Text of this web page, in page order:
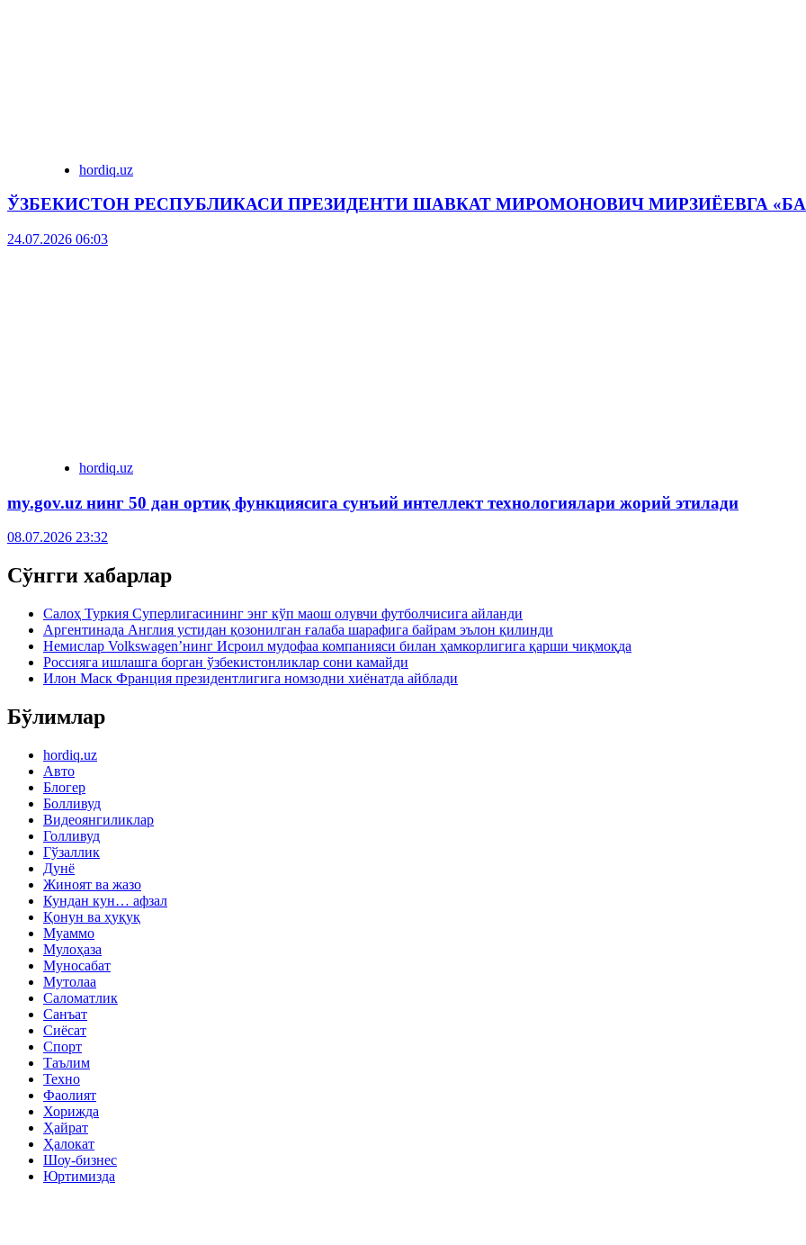
hordiq.uz
ЎЗБЕКИСТОН РЕСПУБЛИКАСИ ПРЕЗИДЕНТИ ШАВКАТ МИРОМОНОВИЧ МИРЗИЁЕВГА
24.07.2026 06:03
hordiq.uz
my.gov.uz нинг 50 дан ортиқ функциясига сунъий интеллект технологиялари жорий этилади
08.07.2026 23:32
Сўнгги хабарлар
Салоҳ Туркия Суперлигасининг энг кўп маош олувчи футболчисига айланди
Аргентинада Англия устидан қозонилган ғалаба шарафига байрам эълон қилинди
Немислар Volkswagen’нинг Исроил мудофаа компанияси билан ҳамкорлигига қарши чиқмоқда
Россияга ишлашга борган ўзбекистонликлар сони камайди
Илон Маск Франция президентлигига номзодни хиёнатда айблади
Бўлимлар
hordiq.uz
Авто
Блогер
Болливуд
Видеоянгиликлар
Голливуд
Гўзаллик
Дунё
Жиноят ва жазо
Кундан кун… афзал
Қонун ва ҳуқуқ
Муаммо
Мулоҳаза
Муносабат
Мутолаа
Саломатлик
Санъат
Сиёсат
Спорт
Таълим
Техно
Фаолият
Хорижда
Ҳайрат
Ҳалокат
Шоу-бизнес
Юртимизда